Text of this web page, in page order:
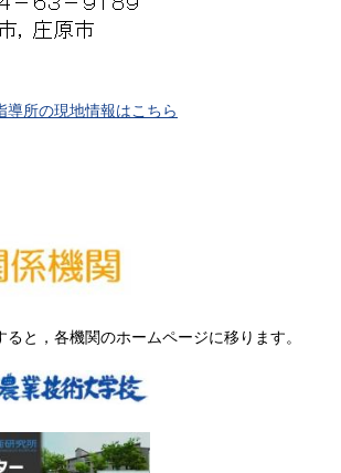
導所の現地情報はこちら
と，各機関のホームページに移ります。